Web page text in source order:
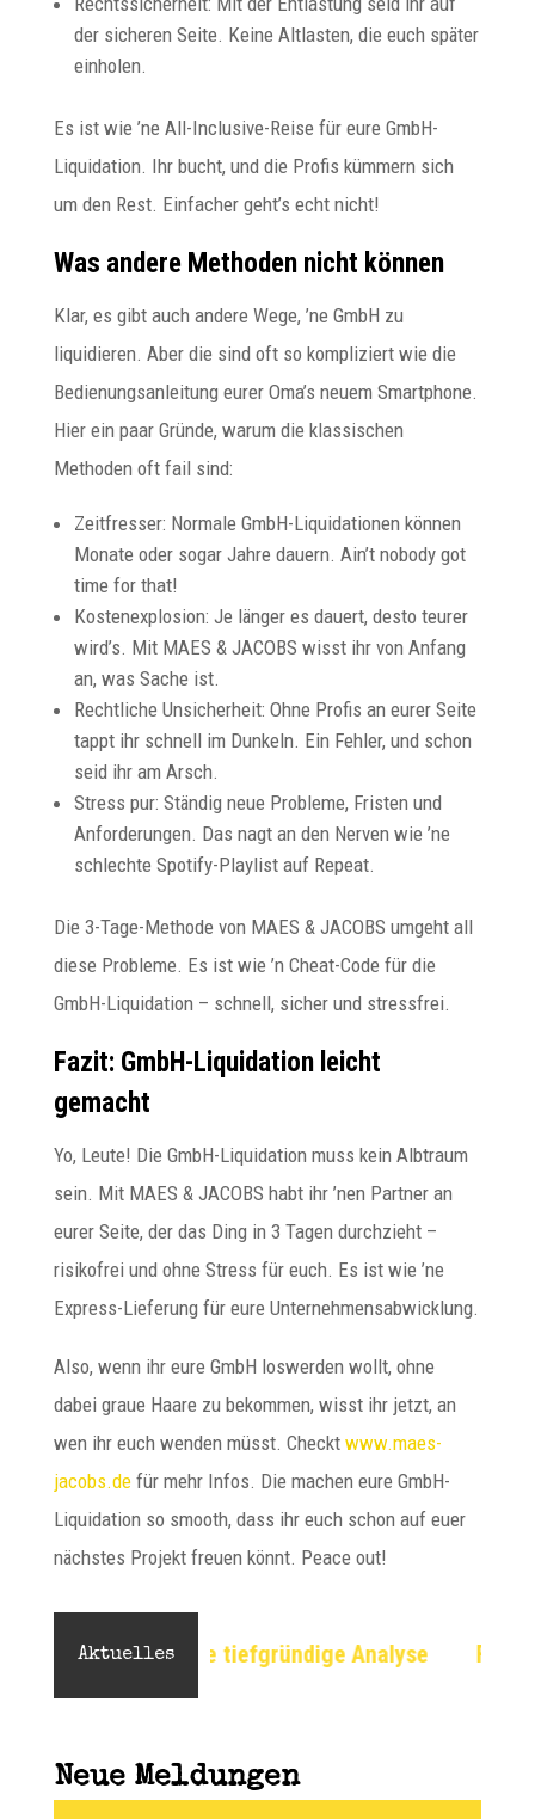
der sicheren Seite. Keine Altlasten, die euch später
einholen.
Es ist wie ’ne All-Inclusive-Reise für eure GmbH-
Liquidation. Ihr bucht, und die Profis kümmern sich
um den Rest. Einfacher geht’s echt nicht!
Was andere Methoden nicht können
Klar, es gibt auch andere Wege, ’ne GmbH zu
liquidieren. Aber die sind oft so kompliziert wie die
Bedienungsanleitung eurer Oma’s neuem Smartphone.
Hier ein paar Gründe, warum die klassischen
Methoden oft fail sind:
Zeitfresser: Normale GmbH-Liquidationen können
Monate oder sogar Jahre dauern. Ain’t nobody got
time for that!
Kostenexplosion: Je länger es dauert, desto teurer
wird’s. Mit MAES & JACOBS wisst ihr von Anfang
an, was Sache ist.
Rechtliche Unsicherheit: Ohne Profis an eurer Seite
tappt ihr schnell im Dunkeln. Ein Fehler, und schon
seid ihr am Arsch.
Stress pur: Ständig neue Probleme, Fristen und
Anforderungen. Das nagt an den Nerven wie ’ne
schlechte Spotify-Playlist auf Repeat.
Die 3-Tage-Methode von MAES & JACOBS umgeht all
diese Probleme. Es ist wie ’n Cheat-Code für die
GmbH-Liquidation – schnell, sicher und stressfrei.
Fazit: GmbH-Liquidation leicht
gemacht
Yo, Leute! Die GmbH-Liquidation muss kein Albtraum
sein. Mit MAES & JACOBS habt ihr ’nen Partner an
eurer Seite, der das Ding in 3 Tagen durchzieht –
risikofrei und ohne Stress für euch. Es ist wie ’ne
Express-Lieferung für eure Unternehmensabwicklung.
Also, wenn ihr eure GmbH loswerden wollt, ohne
dabei graue Haare zu bekommen, wisst ihr jetzt, an
wen ihr euch wenden müsst. Checkt www.maes-
jacobs.defür mehr Infos. Die machen eure GmbH-
Liquidation so smooth, dass ihr euch schon auf euer
nächstes Projekt freuen könnt. Peace out!
Aktuelles
Eine tiefgründige Analyse Flache Erde: Eine
Neue Meldungen